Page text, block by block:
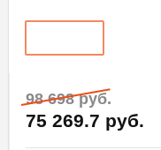
98 698 руб.
75 269.7 руб.